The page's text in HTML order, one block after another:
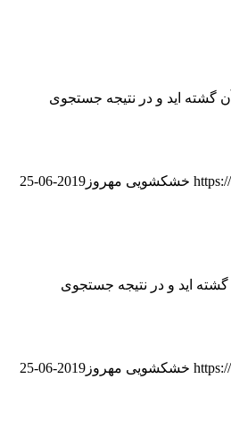
اید و در نتیجه جستجوی
خشکشویی مهروز
2019-06-25
اید و در نتیجه جستجوی
خشکشویی مهروز
2019-06-25